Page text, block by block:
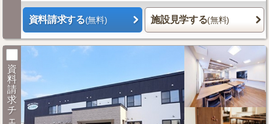
資料請求する(無料) 施設見学する(無料)
資
料
請
求
チ
ェ